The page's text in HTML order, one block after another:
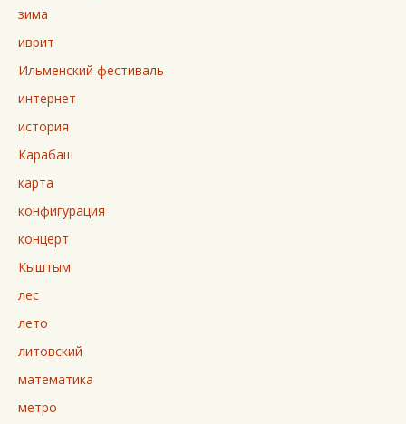
зима
иврит
Ильменский фестиваль
интернет
история
Карабаш
карта
конфигурация
концерт
Кыштым
лес
лето
литовский
математика
метро